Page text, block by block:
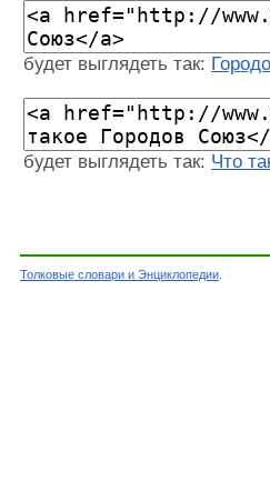
будет выглядеть так:
будет выглядеть так: Что
Толковые словари и Энциклопедии